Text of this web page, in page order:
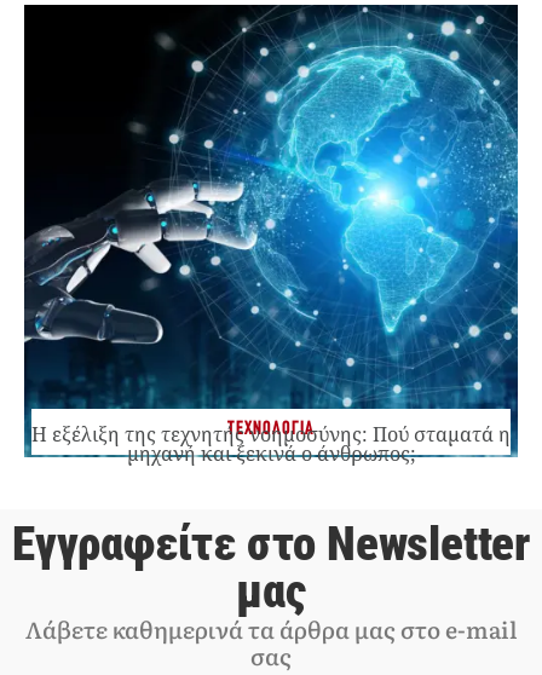
ΤΕΧΝΟΛΟΓΙΑ
Η εξέλιξη της τεχνητής νοημοσύνης: Πού σταματά η
μηχανή και ξεκινά ο άνθρωπος;
Εγγραφείτε στο Newsletter
μας
Λάβετε καθημερινά τα άρθρα μας στο e-mail
σας